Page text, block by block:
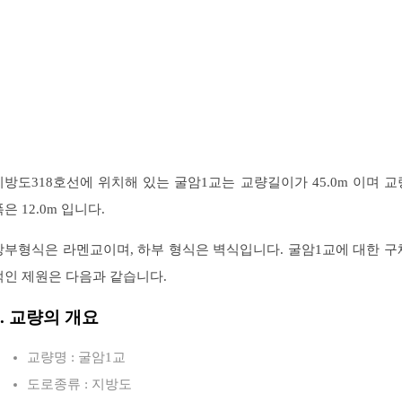
방도318호선에 위치해 있는 굴암1교는 교량길이가 45.0m 이며 교
은 12.0m 입니다.
부형식은 라멘교이며, 하부 형식은 벽식입니다. 굴암1교에 대한 구
인 제원은 다음과 같습니다.
교량의 개요
교량명 : 굴암1교
도로종류 : 지방도